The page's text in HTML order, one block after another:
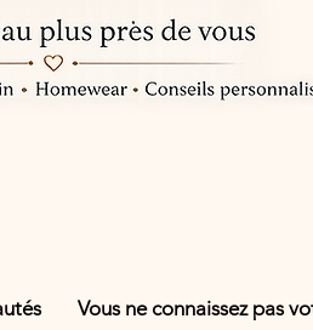
Vous ne connaissez pas